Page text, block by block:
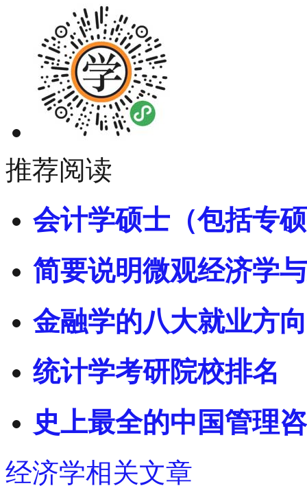
推荐阅读
会计学硕士（包括专
简要说明微观经济学
金融学的八大就业方
统计学考研院校排名
史上最全的中国管理
经济学相关文章